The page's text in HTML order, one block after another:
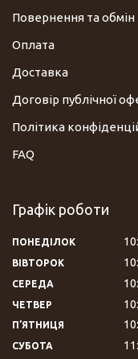
Повернення та обмін
Оплата
Доставка
Договір публічної
Політика
FAQ
Графік роботи
ПОНЕДІЛОК
ВІВТОРОК
СЕРЕДА
ЧЕТВЕР
ПʼЯТНИЦЯ
СУБОТА